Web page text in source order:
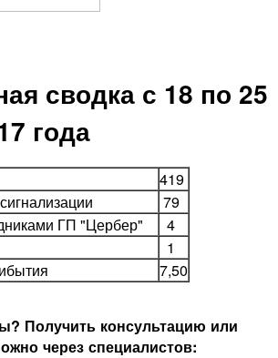
сводка с 18 по 25
года
419
79
ГП "Цербер"
4
1
7,50
Получить консультацию или
через специалистов: